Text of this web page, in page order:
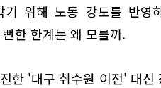
기 위해 노동 강도를 반영
한 한계는 왜 모를까.
'대구 취수원 이전' 대신